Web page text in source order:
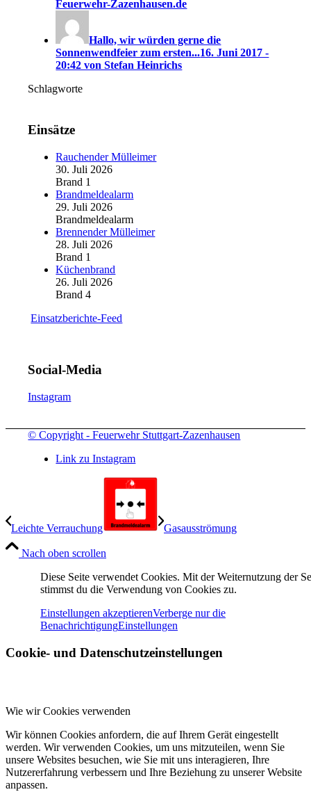
Feuerwehr-Zazenhausen.de
Hallo, wir würden gerne die
Sonnenwendfeier zum ersten...16. Juni 2017 -
20:42 von Stefan Heinrichs
Schlagworte
Einsätze
Rauchender Mülleimer
30. Juli 2026
Brand 1
Brandmeldealarm
29. Juli 2026
Brandmeldealarm
Brennender Mülleimer
28. Juli 2026
Brand 1
Küchenbrand
26. Juli 2026
Brand 4
Einsatzberichte-Feed
Social-Media
Instagram
© Copyright - Feuerwehr Stuttgart-Zazenhausen
Link zu Instagram
Leichte Verrauchung Gasausströmung
Nach oben scrollen
Diese Seite verwendet Cookies. Mit der Weiternutzung der
stimmst du die Verwendung von Cookies zu.
Einstellungen akzeptierenVerberge nur die
BenachrichtigungEinstellungen
Cookie- und Datenschutzeinstellungen
Wie wir Cookies verwenden
Wir können Cookies anfordern, die auf Ihrem Gerät eingestellt
werden. Wir verwenden Cookies, um uns mitzuteilen, wenn Sie
unsere Websites besuchen, wie Sie mit uns interagieren, Ihre
Nutzererfahrung verbessern und Ihre Beziehung zu unserer Website
anpassen.